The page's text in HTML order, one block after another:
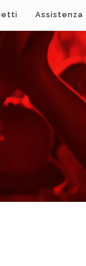
Assistenza